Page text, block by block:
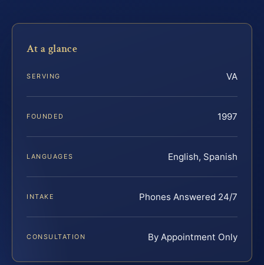
At a glance
SERVING VA
FOUNDED 1997
LANGUAGES English, Spanish
INTAKE Phones Answered 24/7
CONSULTATION By Appointment Only